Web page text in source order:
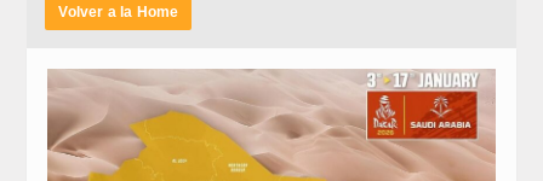
Volver a la Home